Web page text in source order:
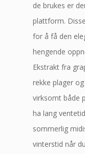
de brukes er
plattform.
for å få den
hengende
Ekstrakt fra
rekke plager
virksomt både
ha lang
sommerlig
vinterstid når